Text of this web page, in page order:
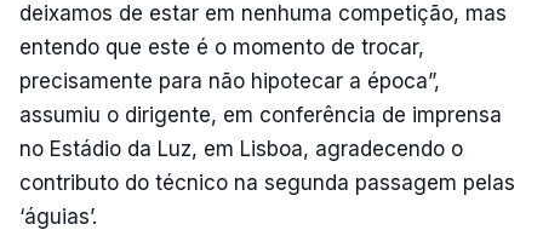
deixamos de estar em nenhuma competição, mas
entendo que este é o momento de trocar,
precisamente para não hipotecar a época”,
assumiu o dirigente, em conferência de imprensa
no Estádio da Luz, em Lisboa, agradecendo o
contributo do técnico na segunda passagem pelas
‘águias’.